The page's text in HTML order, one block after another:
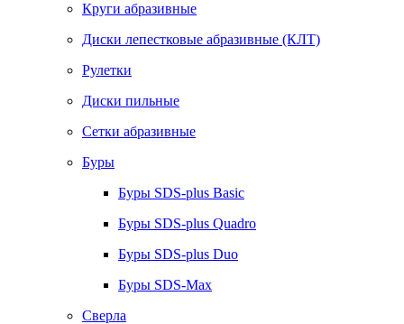
Круги абразивные
Диски лепестковые абразивные (КЛТ)
Рулетки
Диски пильные
Сетки абразивные
Буры
Буры SDS-plus Basic
Буры SDS-plus Quadro
Буры SDS-plus Duo
Буры SDS-Max
Сверла